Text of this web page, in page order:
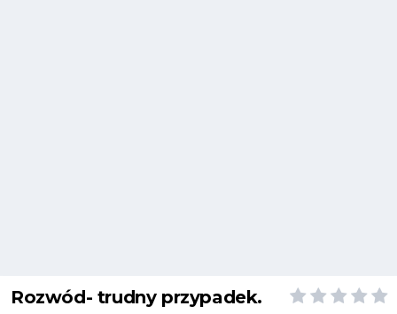
Rozwód- trudny przypadek.